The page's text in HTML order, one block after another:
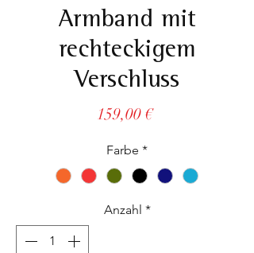
Armband mit
rechteckigem
Verschluss
159,00 €Preis
Farbe *
Anzahl *